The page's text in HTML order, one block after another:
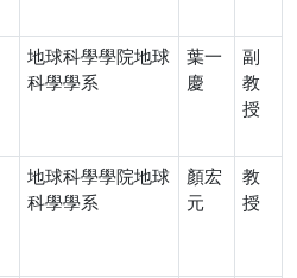
地球科學學院地球
科學學系
葉一
慶
副
教
授
地球科學學院地球
科學學系
顏宏
元
教
授